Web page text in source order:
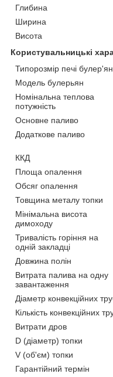
Глибина
Ширина
Висота
Користувальницькі
Типорозмір печі булер'ян
Модель булерьян
Номінальна теплова
потужність
Основне паливо
Додаткове паливо
ККД
Площа опалення
Обсяг опалення
Товщина металу топки
Мінімальна висота
димоходу
Тривалість горіння на
одній закладці
Довжина полін
Витрата палива на одну
завантаження
Діаметр конвекційних
Кількість конвекційних
Витрати дров
D (діаметр) топки
V (об'єм) топки
Гарантійний термін